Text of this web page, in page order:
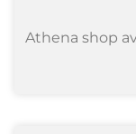
Athena shop